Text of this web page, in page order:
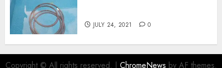
JULY 24, 2021 0
Copyright © All rights reserved. | ChromeNews by AF themes.